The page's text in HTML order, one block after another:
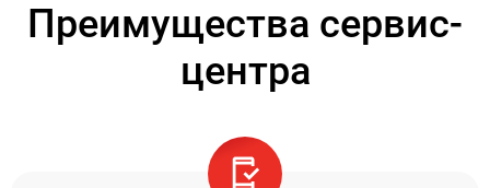
Преимущества сервис-
центра